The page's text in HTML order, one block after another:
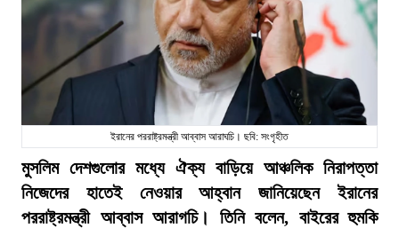
ইরানের পররাষ্ট্রমন্ত্রী আব্বাস আরাঘচি। ছবি: সংগৃহীত
মুসলিম দেশগুলোর মধ্যে ঐক্য বাড়িয়ে আঞ্চলিক নিরাপত্তা
নিজেদের হাতেই নেওয়ার আহ্বান জানিয়েছেন ইরানের
পররাষ্ট্রমন্ত্রী আব্বাস আরাগচি। তিনি বলেন, বাইরের হুমকি